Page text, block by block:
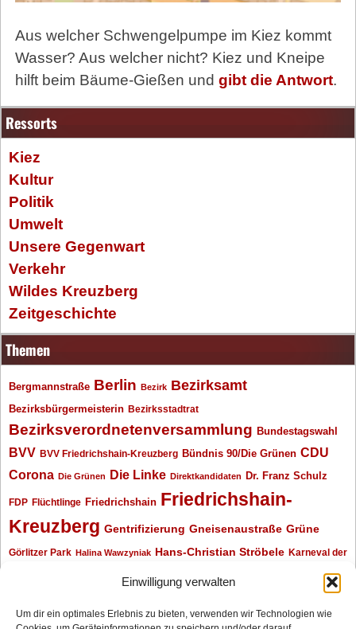
Einwilligung verwalten
Um dir ein optimales Erlebnis zu bieten, verwenden wir Technologien wie
Aus welcher Schwengelpumpe im Kiez kommt
Wasser? Aus welcher nicht? Kiez und Kneipe
hilft beim Bäume-Gießen und gibt die Antwort.
Ressorts
Kiez
Kultur
Politik
Umwelt
Unsere Gegenwart
Verkehr
Wildes Kreuzberg
Zeitgeschichte
Themen
Bergmannstraße Berlin Bezirk Bezirksamt
Bezirksbürgermeisterin Bezirksstadtrat
Bezirksverordnetenversammlung Bundestagswahl
BVV BVV Friedrichshain-Kreuzberg Bündnis 90/Die Grünen CDU
Corona Die Grünen Die Linke Direktkandidaten Dr. Franz Schulz
FDP Flüchtlinge Friedrichshain Friedrichshain-
Kreuzberg Gentrifizierung Gneisenaustraße Grüne
Görlitzer Park Halina Wawzyniak Hans-Christian Ströbele Karneval der